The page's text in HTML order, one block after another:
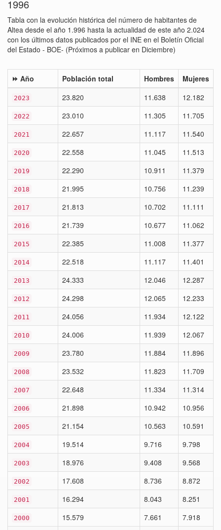
1996
Tabla con la evolución histórica del número de habitantes de
Altea desde el año 1.996 hasta la actualidad de este año 2.024
con los últimos datos publicados por el INE en el Boletín Oficial
del Estado - BOE- (Próximos a publicar en Diciembre)
⏩ Año Población total Hombres Mujeres
2023 23.820 11.638 12.182
2022 23.010 11.305 11.705
2021 22.657 11.117 11.540
2020 22.558 11.045 11.513
2019 22.290 10.911 11.379
2018 21.995 10.756 11.239
2017 21.813 10.702 11.111
2016 21.739 10.677 11.062
2015 22.385 11.008 11.377
2014 22.518 11.117 11.401
2013 24.333 12.046 12.287
2012 24.298 12.065 12.233
2011 24.056 11.934 12.122
2010 24.006 11.939 12.067
2009 23.780 11.884 11.896
2008 23.532 11.823 11.709
2007 22.648 11.334 11.314
2006 21.898 10.942 10.956
2005 21.154 10.563 10.591
2004 19.514 9.716 9.798
2003 18.976 9.408 9.568
2002 17.608 8.736 8.872
2001 16.294 8.043 8.251
2000 15.579 7.661 7.918